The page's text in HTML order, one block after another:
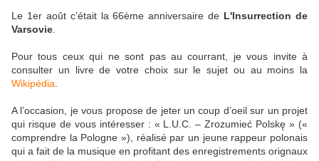
Le 1er août c’était la 66ème anniversaire de L'Insurrection de
Varsovie
Pour tous ceux qui ne sont pas au courrant, je vous invite à
consulter un livre de votre choix sur le sujet ou au moins la
Wikipédia
A l’occasion, je vous propose de jeter un coup d’oeil sur un projet
qui risque de vous intéresser : « L.U.C. – Zrozumieć Polskę » («
comprendre la Pologne »), réalisé par un jeune rappeur polonais
qui a fait de la musique en profitant des enregistrements orignaux